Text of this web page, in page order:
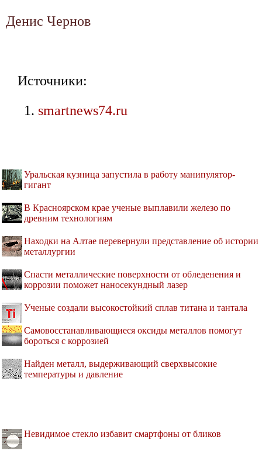
Денис Чернов
Источники:
smartnews74.ru
Уральская кузница запустила в работу манипулятор-
гигант
В Красноярском крае ученые выплавили железо по
древним технологиям
Находки на Алтае перевернули представление об истории
металлургии
Спасти металлические поверхности от обледенения и
коррозии поможет наносекундный лазер
Ученые создали высокостойкий сплав титана и тантала
Самовосстанавливающиеся оксиды металлов помогут
бороться с коррозией
Найден металл, выдерживающий сверхвысокие
температуры и давление
Невидимое стекло избавит смартфоны от бликов